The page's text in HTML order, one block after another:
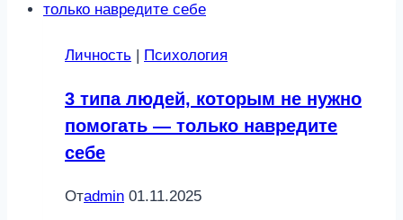
желания
постели,
которых
она
мужчинам
Личность Психология
3 типа людей, которым не нужно
помогать — только навредите
себе
Отadmin 01.11.2025